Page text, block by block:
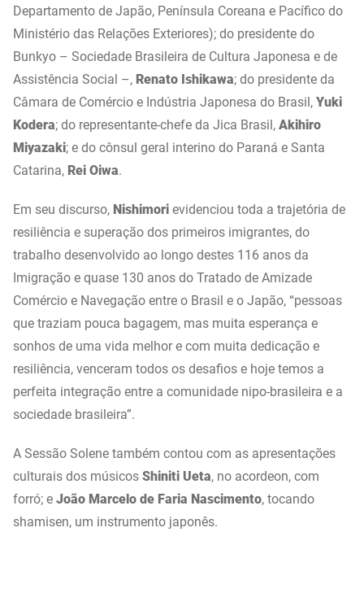
Departamento de Japão, Península Coreana e Pacífico do
Ministério das Relações Exteriores); do presidente do
Bunkyo – Sociedade Brasileira de Cultura Japonesa e de
Assistência Social –, Renato Ishikawa; do presidente da
Câmara de Comércio e Indústria Japonesa do Brasil, Yuki
Kodera; do representante-chefe da Jica Brasil, Akihiro
Miyazaki; e do cônsul geral interino do Paraná e Santa
Catarina, Rei Oiwa.
Em seu discurso, Nishimori evidenciou toda a trajetória de
resiliência e superação dos primeiros imigrantes, do
trabalho desenvolvido ao longo destes 116 anos da
Imigração e quase 130 anos do Tratado de Amizade
Comércio e Navegação entre o Brasil e o Japão, “pessoas
que traziam pouca bagagem, mas muita esperança e
sonhos de uma vida melhor e com muita dedicação e
resiliência, venceram todos os desafios e hoje temos a
perfeita integração entre a comunidade nipo-brasileira e a
sociedade brasileira”.
A Sessão Solene também contou com as apresentações
culturais dos músicos Shiniti Ueta, no acordeon, com
forró; e João Marcelo de Faria Nascimento, tocando
shamisen, um instrumento japonês.